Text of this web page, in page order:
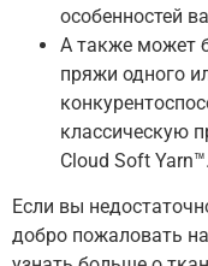
особенностей
А также может
пряжи одного
классическую
Cloud Soft Yarn™.
Если вы
добро пожаловать